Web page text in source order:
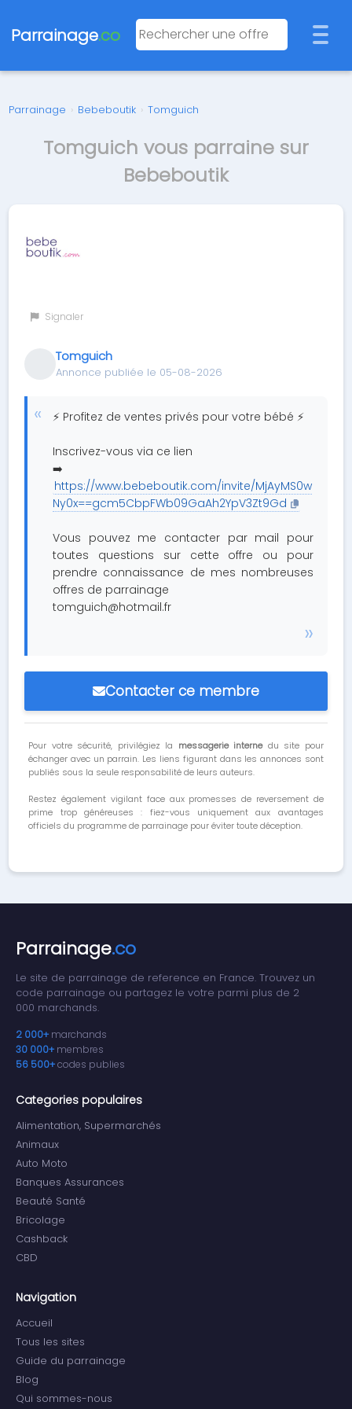
Parrainage.co
Parrainage › Bebeboutik › Tomguich
Tomguich vous parraine sur
Bebeboutik
Signaler
Tomguich
Annonce publiée le 05-08-2026
⚡ Profitez de ventes privés pour votre bébé ⚡
Inscrivez-vous via ce lien
➡️
https://www.bebeboutik.com/invite/MjAyMS0w
Ny0x==gcm5CbpFWb09GaAh2YpV3Zt9Gd
Vous pouvez me contacter par mail pour
toutes questions sur cette offre ou pour
prendre connaissance de mes nombreuses
offres de parrainage
tomguich@hotmail.fr
Contacter ce membre
Pour votre sécurité, privilégiez la messagerie internedu site pour
échanger avec un parrain. Les liens figurant dans les annonces sont
publiés sous la seule responsabilité de leurs auteurs.
Restez également vigilant face aux promesses de reversement de
prime trop généreuses : fiez-vous uniquement aux avantages
officiels du programme de parrainage pour éviter toute déception.
Parrainage.co
Le site de parrainage de reference en France. Trouvez un
code parrainage ou partagez le votre parmi plus de 2
000 marchands.
2 000+ marchands
30 000+ membres
56 500+codes publies
Categories populaires
Alimentation, Supermarchés
Animaux
Auto Moto
Banques Assurances
Beauté Santé
Bricolage
Cashback
CBD
Navigation
Accueil
Tous les sites
Guide du parrainage
Blog
Qui sommes-nous